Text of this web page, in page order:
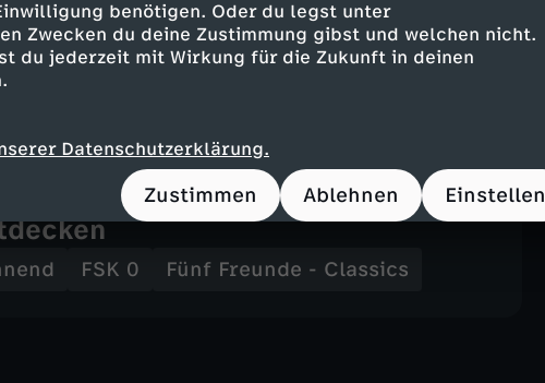
benötigen. Oder du legst unter
Zwecken du deine Zustimmung gibst und welchen nicht.
du jederzeit mit Wirkung für die Zukunft in deinen
Datenschutzerklärung.
Zustimmen Ablehnen Einstellen
FSK 0 Fünf Freunde - Classics